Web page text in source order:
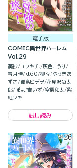
電子版
COMIC異世界ハーレム
Vol.29
葵抄 ユウキチ. 灰色こうり
雪月佳
kt60 柳々
ゆうきあ
ずさ 孤島ビデヲ 花見沢Q太
郎 ぽよ 吉いず 空栗和太 紫
紅シキ
試し読み